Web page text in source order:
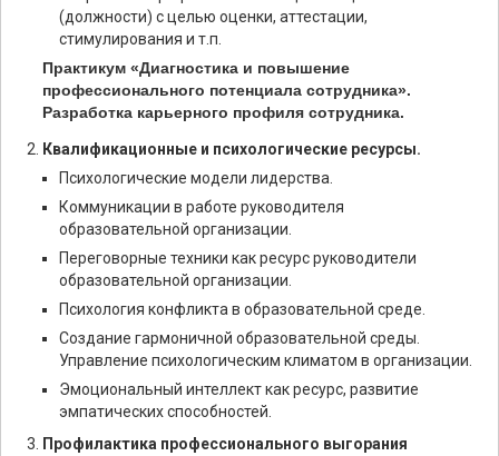
(должности) с целью оценки, аттестации,
стимулирования и т.п.
Практикум «Диагностика и повышение
профессионального потенциала сотрудника».
Разработка карьерного профиля сотрудника.
Квалификационные и психологические ресурсы.
Психологические модели лидерства.
Коммуникации в работе руководителя
образовательной организации.
Переговорные техники как ресурс руководители
образовательной организации.
Психология конфликта в образовательной среде.
Создание гармоничной образовательной среды.
Управление психологическим климатом в организации.
Эмоциональный интеллект как ресурс, развитие
эмпатических способностей.
Профилактика профессионального выгорания